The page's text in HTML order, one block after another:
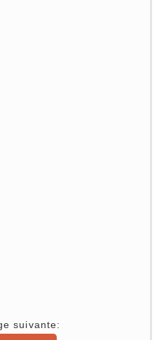
suivante: